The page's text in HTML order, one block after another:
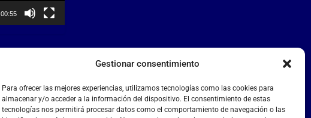
Gestionar consentimiento
Para ofrecer las mejores experiencias, utilizamos tecnologías como las cookies para
almacenar y/o acceder a la información del dispositivo. El consentimiento de estas
tecnologías nos permitirá procesar datos como el comportamiento de navegación o las
00:55